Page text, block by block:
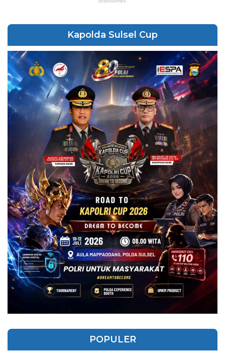
Kapolda Sulsel Cup
POPULER